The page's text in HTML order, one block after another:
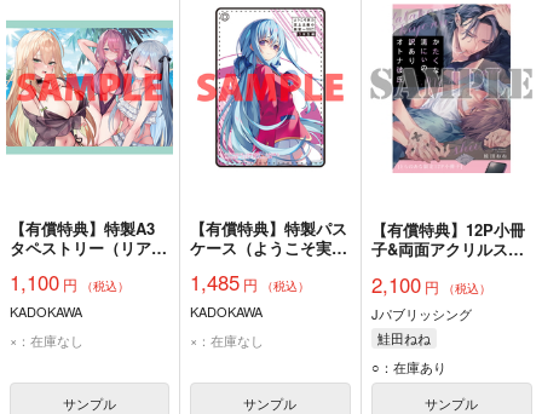
【有償特典】特製A3
タペストリー（リアル
～ゲーム攻略のために
殺される『不死』の俺
だけど、代わりにもら
える美少女たちのHな
～）
1,100 円 （税込）
KADOKAWA
×：在庫なし
サンプル
【有償特典】特製パス
ケース（ようこそ実力
年生編3）
1,485 円 （税込）
KADOKAWA
×：在庫なし
サンプル
【有償特典】12P小冊
子&両面アクリルスタ
清にぃの訳ありオトナ
彼氏）
2,100円 （税込）
Jパブリッシング
鮭田ねね
○：在庫あり
サンプル